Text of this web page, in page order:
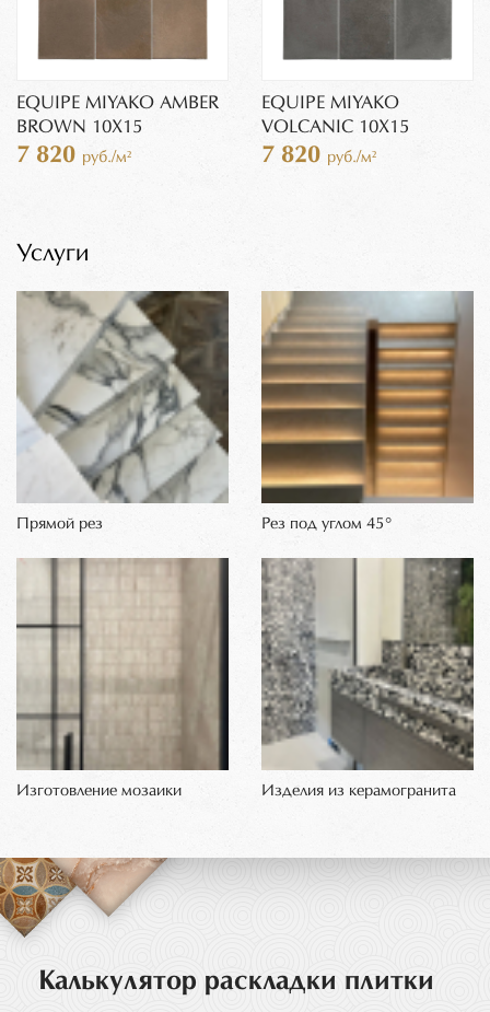
EQUIPE MIYAKO AMBER
BROWN 10X15
7 820 руб./м²
EQUIPE MIYAKO
VOLCANIC 10X15
7 820 руб./м²
Услуги
Прямой рез Рез под углом 45°
Изготовление мозаики Изделия из керамогранита
Калькулятор раскладки плитки